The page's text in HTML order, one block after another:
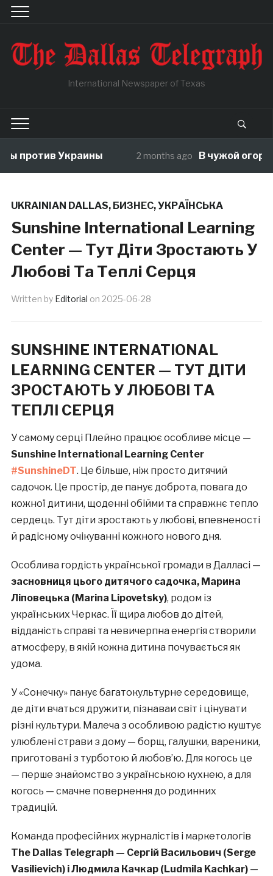
International Newspaper of Texas
против Украины 2 months ago В чужой огород
UKRAINIAN DALLAS, БИЗНЕС,УКРАЇНСЬКА
Sunshine International Learning
Center — Тут Діти Зростають У
Любові Та Теплі Серця
Written by Editorial on 2025-06-28
SUNSHINE INTERNATIONAL
LEARNING CENTER — ТУТ ДІТИ
ЗРОСТАЮТЬ У ЛЮБОВІ ТА
ТЕПЛІ СЕРЦЯ
У самому серці Плейно працює особливе місце —
Sunshine International Learning Center
#SunshineDT. Це більше, ніж просто дитячий
садочок. Це простір, де панує доброта, повага до
кожної дитини, щоденні обійми та справжнє тепло
сердець. Тут діти зростають у любові, впевненості
й радісному очікуванні кожного нового дня.
Особлива гордість української громади в Далласі —
засновниця цього дитячого садочка, Марина
Ліповецька (Marina Lipovetsky), родом із
українських Черкас. Її щира любов до дітей,
відданість справі та невичерпна енергія створили
атмосферу, в якій кожна дитина почувається як
удома.
У «Сонечку» панує багатокультурне середовище,
де діти вчаться дружити, пізнаваи світ і цінувати
різні культури. Малеча з особливою радістю куштує
улюблені страви з дому — борщ, галушки, вареники,
приготовані з турботою й любов’ю. Для когось це
— перше знайомство з українською кухнею, а для
когось — смачне повернення до родинних
традицій.
Команда професійних журналістів і маркетологів
The Dallas Telegraph — Сергій Васильович (Serge
Vasilievich) і Людмила Качкар (Ludmila Kachkar)—